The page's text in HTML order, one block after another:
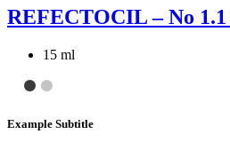
REFECTOCIL – No
15 ml
Example Subtitle